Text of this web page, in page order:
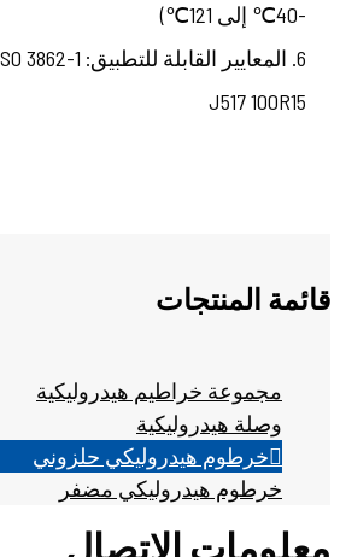
-40℃ إلى 121℃)
J517 100R15
قائمة المنتجات
مجموعة خراطيم هيدروليكية
وصلة هيدروليكية
خرطوم هيدروليكي حلزوني
خرطوم هيدروليكي مضفر
معلومات الاتصال